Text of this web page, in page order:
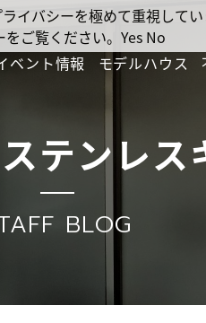
ベント情報 モデルハウス
テンレス
BLOG
バシーを極めて重視して
ご覧ください。 Yes No